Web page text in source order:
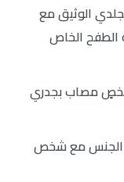
الوثيق مع
الخاص
مصاب بجدري
الجنس مع شخص